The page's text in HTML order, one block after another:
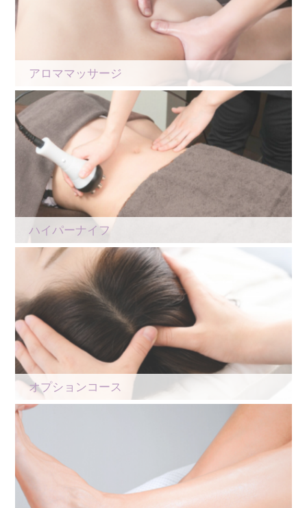
アロママッサージ
ハイパーナイフ
オプションコース